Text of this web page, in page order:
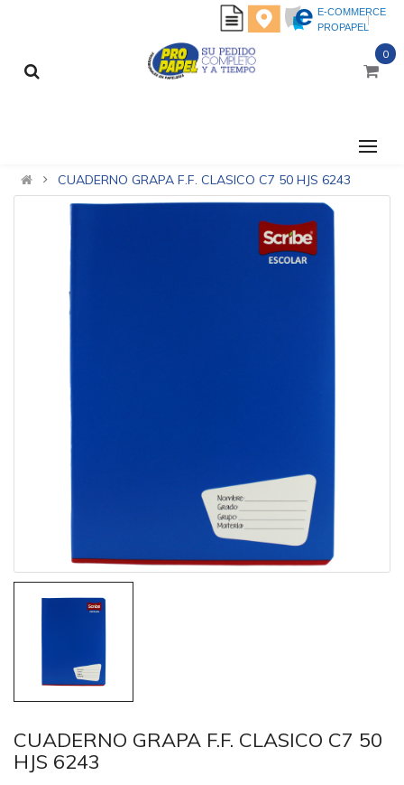
E-COMMERCE
PROPAPEL
0
CUADERNO GRAPA F.F. CLASICO C7 50 HJS 6243
CUADERNO GRAPA F.F. CLASICO C7 50
HJS 6243